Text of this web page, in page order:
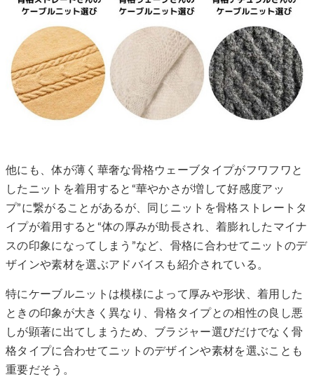
他にも、体が薄く華奢な骨格ウェーブタイプがフワフワと
したニットを着用すると“華やかさが増して好感度アッ
プ”に繋がることがあるが、同じニットを骨格ストレートタ
イプが着用すると“体の厚みが助長され、着膨れしたマイナ
スの印象になってしまう”など、骨格に合わせてニットのデ
ザインや素材を選ぶアドバイスも紹介されている。
特にケーブルニットは模様によって厚みや形状、着用した
ときの印象が大きく異なり、骨格タイプとの相性の良し悪
しが顕著に出てしまうため、ブラジャー選びだけでなく骨
格タイプに合わせてニットのデザインや素材を選ぶことも
重要だそう。